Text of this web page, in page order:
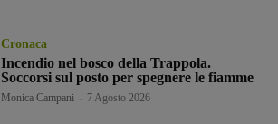
Cronaca
Incendio nel bosco della Trappola.
Soccorsi sul posto per spegnere le fiamme
Monica Campani 7 Agosto 2026